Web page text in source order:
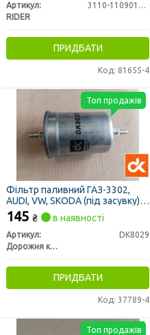
Артикул:
3110-1109013-77
RIDER
ПРИДБАТИ
Код: 81655-4
Фільтр паливний ГАЗ-3302,
AUDI, VW, SKODA (під засувку)
(ДК)
145 ₴ в наявності
Артикул:
DK8029
Дорожня карта
ПРИДБАТИ
Код: 37789-4
Топ продажів
Топ продажів